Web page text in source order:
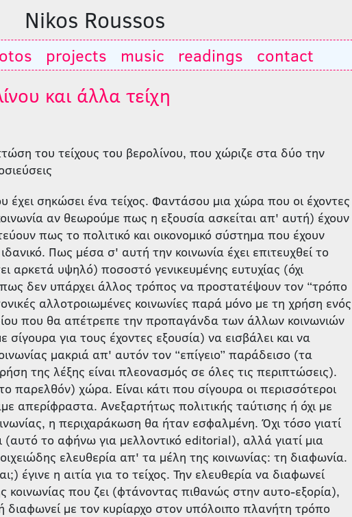
Nikos Roussos
projects music readings contact
και άλλα τείχη
του τείχους του βερολίνου, που χώριζε στα δύο την
σηκώσει ένα τείχος. Φαντάσου μια χώρα που οι έχοντες
αν θεωρούμε πως η εξουσία ασκείται απ' αυτή) έχουν
πως το πολιτικό και οικονομικό σύστημα που έχουν
Πως μέσα σ' αυτή την κοινωνία έχει επιτευχθεί το
αρκετά υψηλό) ποσοστό γενικευμένης ευτυχίας (όχι
δεν υπάρχει άλλος τρόπος να προστατέψουν τον “τρόπο
αλλοτροιωμένες κοινωνίες παρά μόνο με τη χρήση ενός
που θα απέτρεπε την προπαγάνδα των άλλων κοινωνιών
για τους έχοντες εξουσία) να εισβάλει και να
μακριά απ' αυτόν τον “επίγειο” παράδεισο (τα
της λέξης είναι πλεονασμός σε όλες τις περιπτώσεις).
παρελθόν) χώρα. Είναι κάτι που σίγουρα οι περισσότεροι
απερίφραστα. Ανεξαρτήτως πολιτικής ταύτισης ή όχι με
η περιχαράκωση θα ήταν εσφαλμένη. Όχι τόσο γιατί
(αυτό το αφήνω για μελλοντικό editorial), αλλά γιατί μια
ελευθερία απ' τα μέλη της κοινωνίας: τη διαφωνία.
έγινε η αιτία για το τείχος. Την ελευθερία να διαφωνεί
κοινωνίας που ζει (φτάνοντας πιθανώς στην αυτο-εξορία),
διαφωνεί με τον κυρίαρχο στον υπόλοιπο πλανήτη τρόπο